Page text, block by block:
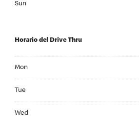
Sun
Horario del Drive Thru
Mon
Tue
Wed